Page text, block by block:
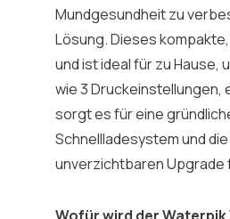
Mundgesundheit zu
Lösung. Dieses
und ist ideal für zu Hause,
wie 3 Druckeinstellungen,
sorgt es für eine
Schnellladesystem und
unverzichtbaren